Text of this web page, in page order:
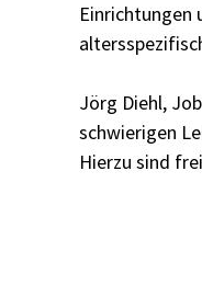
Einrichtungen
Jörg Diehl,
schwierigen
Hierzu sind